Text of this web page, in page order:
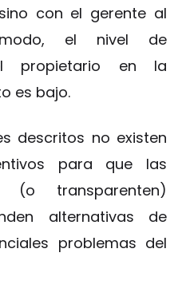
con el gerente al
el nivel de
propietario en la
es bajo.
descritos no existen
para que las
(o transparenten)
alternativas de
problemas del